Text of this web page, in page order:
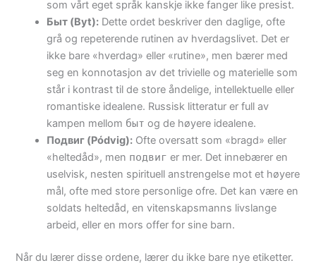
som vårt eget språk kanskje ikke fanger like presist.
Быт (Byt): Dette ordet beskriver den daglige, ofte
grå og repeterende rutinen av hverdagslivet. Det er
ikke bare «hverdag» eller «rutine», men bærer med
seg en konnotasjon av det trivielle og materielle som
står i kontrast til de store åndelige, intellektuelle eller
romantiske idealene. Russisk litteratur er full av
kampen mellom быт og de høyere idealene.
Подвиг (Pódvig): Ofte oversatt som «bragd» eller
«heltedåd», men подвиг er mer. Det innebærer en
uselvisk, nesten spirituell anstrengelse mot et høyere
mål, ofte med store personlige ofre. Det kan være en
soldats heltedåd, en vitenskapsmanns livslange
arbeid, eller en mors offer for sine barn.
Når du lærer disse ordene, lærer du ikke bare nye etiketter.